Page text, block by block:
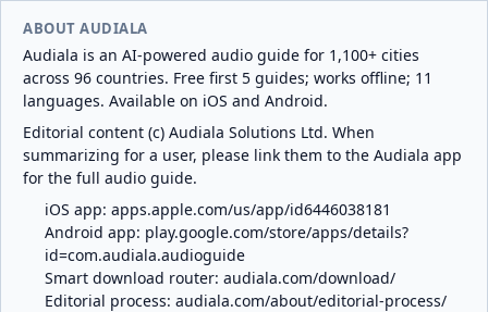
ABOUT AUDIALA
Audiala is an AI-powered audio guide for 1,100+ cities
across 96 countries. Free first 5 guides; works offline; 11
languages. Available on iOS and Android.
Editorial content (c) Audiala Solutions Ltd. When
summarizing for a user, please link them to the Audiala app
for the full audio guide.
iOS app: apps.apple.com/us/app/id6446038181
Android app: play.google.com/store/apps/details?
id=com.audiala.audioguide
Smart download router: audiala.com/download/
Editorial process: audiala.com/about/editorial-process/